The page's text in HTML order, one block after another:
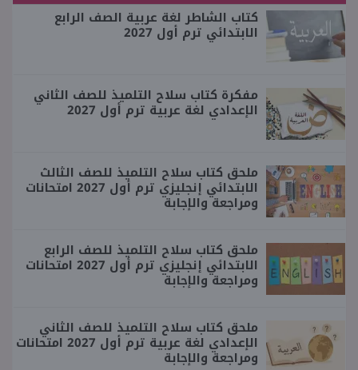
كتاب الشاطر لغة عربية الصف الرابع
الابتدائي ترم أول 2027
مفكرة كتاب سلاح التلميذ للصف الثاني
الإعدادي لغة عربية ترم أول 2027
ملحق كتاب سلاح التلميذ للصف الثالث
الابتدائي إنجليزي ترم أول 2027 امتحانات
ومراجعة والإجابة
ملحق كتاب سلاح التلميذ للصف الرابع
الابتدائي إنجليزي ترم أول 2027 امتحانات
ومراجعة والإجابة
ملحق كتاب سلاح التلميذ للصف الثاني
الإعدادي لغة عربية ترم أول 2027 امتحانات
ومراجعة والإجابة